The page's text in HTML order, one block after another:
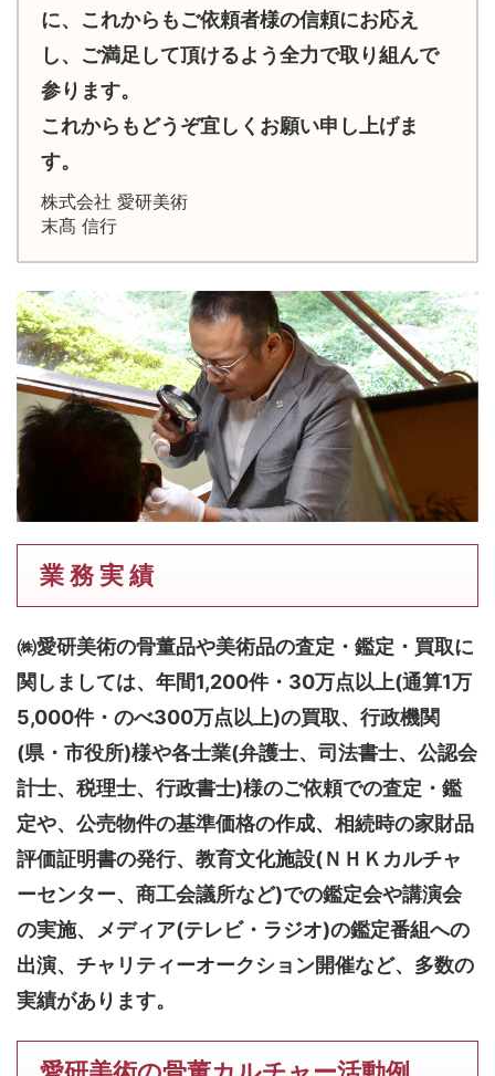
に、これからもご依頼者様の信頼にお応え
し、ご満足して頂けるよう全力で取り組んで
参ります。
これからもどうぞ宜しくお願い申し上げま
す。
株式会社 愛研美術
末髙 信行
業 務 実 績
㈱愛研美術の骨董品や美術品の査定・鑑定・買取に
関しましては、 年間1,200件・30万点以上(通算1万
5,000件・のべ300万点以上)の買取、行政機関
(県・市役所)様や各士業(弁護士、司法書士、公認会
計士、税理士、行政書士)様のご依頼での査定・鑑
定や、公売物件の基準価格の作成、相続時の家財品
評価証明書の発行、教育文化施設(ＮＨＫカルチャ
ーセンター、商工会議所など)での鑑定会や講演会
の実施、メディア(テレビ・ラジオ)の鑑定番組への
出演、チャリティーオークション開催など、多数の
実績があります。